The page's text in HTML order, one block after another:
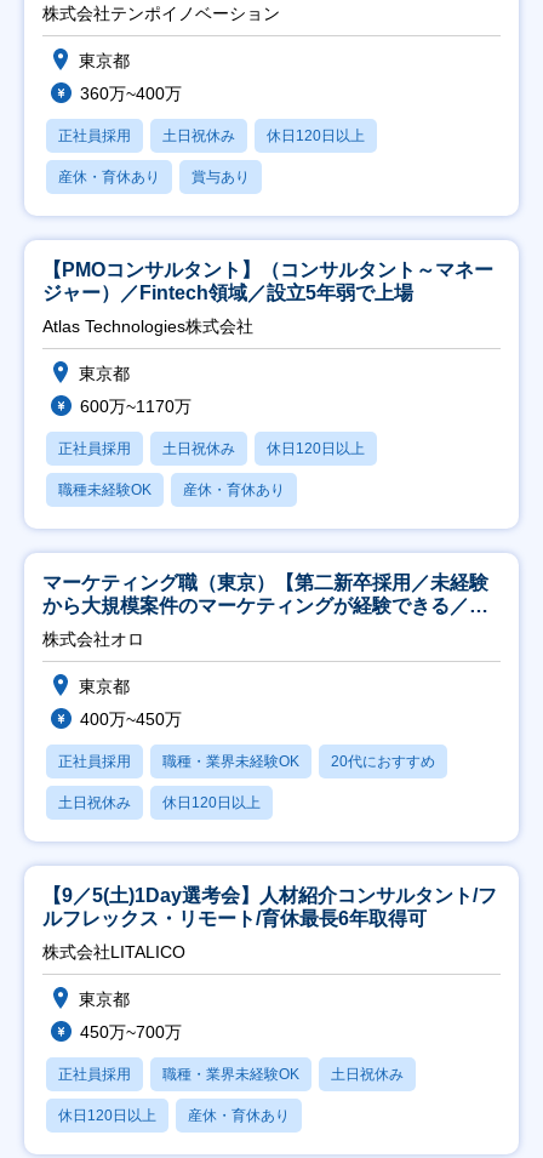
株式会社テンポイノベーション
東京都
360万~400万
正社員採用 土日祝休み 休日120日以上
産休・育休あり 賞与あり
【PMOコンサルタント】（コンサルタント～マネー
ジャー）／Fintech領域／設立5年弱で上場
Atlas Technologies株式会社
東京都
600万~1170万
正社員採用 土日祝休み 休日120日以上
職種未経験OK 産休・育休あり
マーケティング職（東京）【第二新卒採用／未経験
から大規模案件のマーケティングが経験できる／研
修充実】
株式会社オロ
東京都
400万~450万
正社員採用 職種・業界未経験OK 20代におすすめ
土日祝休み 休日120日以上
【9／5(土)1Day選考会】人材紹介コンサルタント/フ
ルフレックス・リモート/育休最長6年取得可
株式会社LITALICO
東京都
450万~700万
正社員採用 職種・業界未経験OK 土日祝休み
休日120日以上 産休・育休あり